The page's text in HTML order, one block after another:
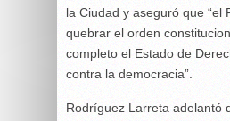
la Ciudad y aseguró que “el
quebrar el orden
completo el Estado de
contra la democracia”.
Rodríguez Larreta adelantó